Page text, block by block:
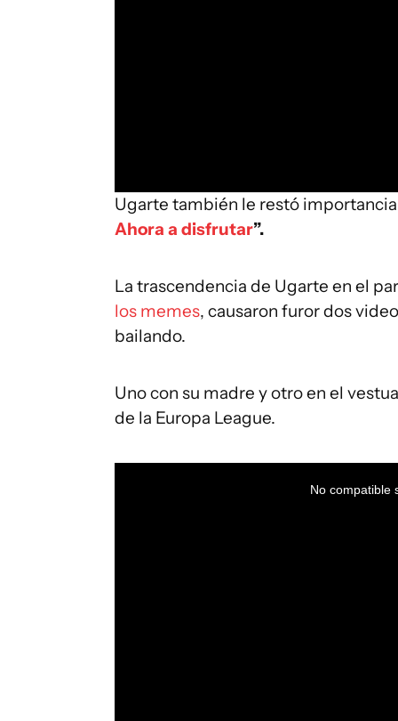
Ugarte también le restó
Ahora a disfrutar”.
La trascendencia de Ugarte en el
los memes, causaron furor dos
bailando.
Uno con su madre y otro en el
de la Europa League.
No compatible